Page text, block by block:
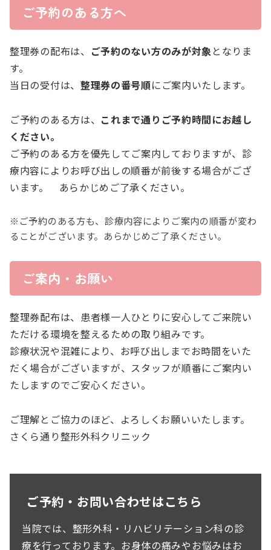
ご予約のある方へ
整理券の配布は、 ご予約のない方のみが対象となりま
す。
当日の受付は、 整理券の番号順にご案内いたします。
ご予約のある方は、 これまで通りご予約時間にお越し
ください。
ご予約のある方を優先してご案内しておりますが、診
療内容によりお呼び出しの順番が前後する場合がござ
います。 あらかじめご了承ください。
※ご予約のある方も、診療内容によりご案内の順番が変わ
ることがございます。あらかじめご了承ください。
ご案内・お願い
整理券配布は、患者様一人ひとりに安心してご来院い
ただける環境を整えるための取り組みです。
診療状況や混雑により、お呼び出しまでお時間をいた
だく場合がございますが、スタッフが順番にご案内い
たしますのでご安心ください。
ご理解とご協力のほど、よろしくお願いいたします。
さくら通り整形外科クリニック
ご予約・お問い合わせはこちら
当院では、整形外科・リハビリテーション科の診
療を行っております。お身体の痛みやお悩みはお